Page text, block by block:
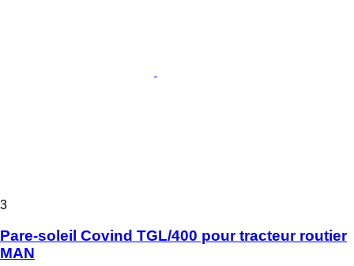
3
Pare-soleil Covind TGL/400 pour tracteur routier
MAN